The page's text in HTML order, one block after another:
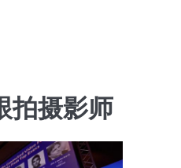
拍摄影师